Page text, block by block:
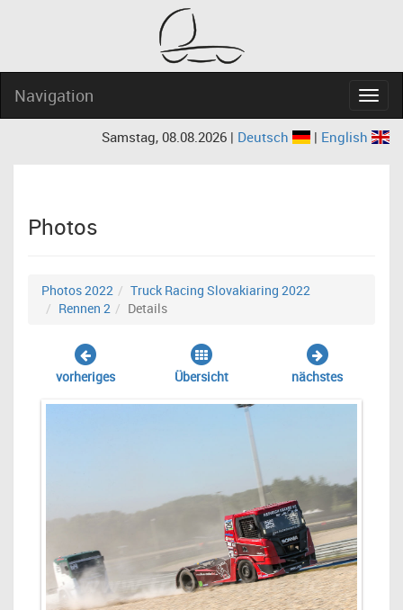
Navigation
Samstag, 08.08.2026 | Deutsch | English
Photos
Photos 2022
Truck Racing Slovakiaring 2022
Rennen 2
Details
vorheriges Übersicht nächstes